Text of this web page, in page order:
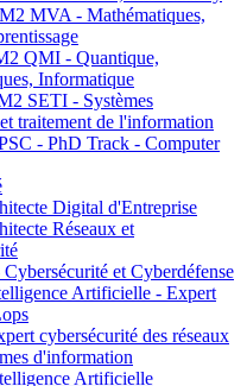
MVA - Mathématiques,
QMI - Quantique,
Informatique
SETI - Systèmes
traitement de l'information
- PhD Track - Computer
Digital d'Entreprise
Réseaux et
et Cyberdéfense
Artificielle - Expert
cybersécurité des réseaux
d'information
Artificielle